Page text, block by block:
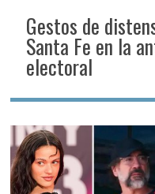
Gestos de
Santa Fe en la
electoral